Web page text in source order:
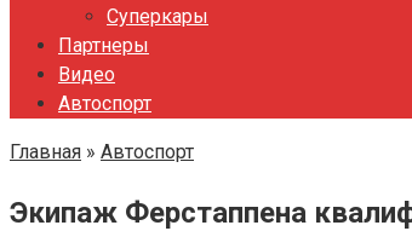
Суперкары
Партнеры
Видео
Автоспорт
Главная » Автоспорт
Экипаж Ферстаппена